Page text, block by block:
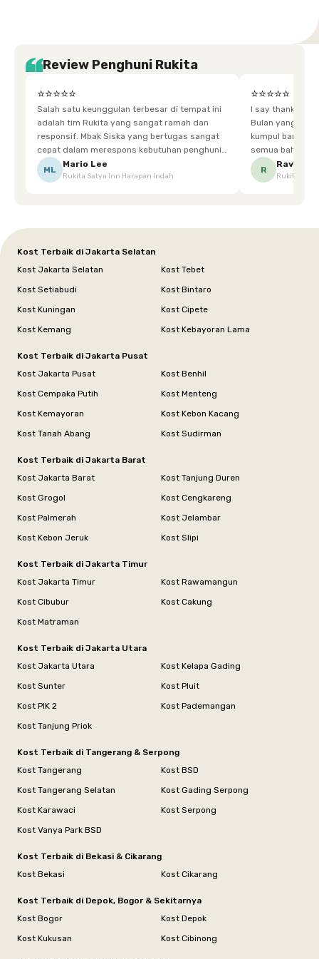
Review Penghuni Rukita
⭐⭐⭐⭐⭐
Salah satu keunggulan terbesar di tempat ini
adalah tim Rukita yang sangat ramah dan
responsif. Mbak Siska yang bertugas sangat
cepat dalam merespons kebutuhan penghuni.
Ketika saya meminta keset karena sempat
terpeleset, permintaan tersebut langsung
ML
Mario Lee
Rukita Satya Inn Harapan Indah
⭐⭐⭐⭐⭐
I say thankyou
Bulan yang super happy! banyak
kumpul bareng
semua bahagia
mgkn saran dari air aja & kebersihan lebih di
R
Ravena
Rukita
Kost Terbaik di Jakarta Selatan
Kost Jakarta Selatan
Kost Tebet
Kost Setiabudi
Kost Bintaro
Kost Kuningan
Kost Cipete
Kost Kemang
Kost Kebayoran Lama
Kost Terbaik di Jakarta Pusat
Kost Jakarta Pusat
Kost Benhil
Kost Cempaka Putih
Kost Menteng
Kost Kemayoran
Kost Kebon Kacang
Kost Tanah Abang
Kost Sudirman
Kost Terbaik di Jakarta Barat
Kost Jakarta Barat
Kost Tanjung Duren
Kost Grogol
Kost Cengkareng
Kost Palmerah
Kost Jelambar
Kost Kebon Jeruk
Kost Slipi
Kost Terbaik di Jakarta Timur
Kost Jakarta Timur
Kost Rawamangun
Kost Cibubur
Kost Cakung
Kost Matraman
Kost Terbaik di Jakarta Utara
Kost Jakarta Utara
Kost Kelapa Gading
Kost Sunter
Kost Pluit
Kost PIK 2
Kost Pademangan
Kost Tanjung Priok
Kost Terbaik di Tangerang & Serpong
Kost Tangerang
Kost BSD
Kost Tangerang Selatan
Kost Gading Serpong
Kost Karawaci
Kost Serpong
Kost Vanya Park BSD
Kost Terbaik di Bekasi & Cikarang
Kost Bekasi
Kost Cikarang
Kost Terbaik di Depok, Bogor & Sekitarnya
Kost Bogor
Kost Depok
Kost Kukusan
Kost Cibinong